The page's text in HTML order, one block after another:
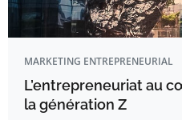
MARKETING ENTREPRENEURIAL
L’entrepreneuriat au
la génération Z